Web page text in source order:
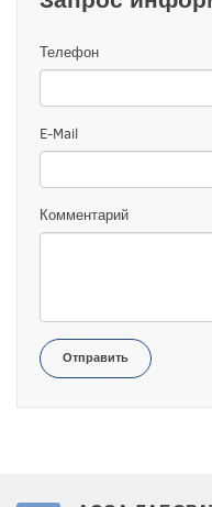
Телефон
E-Mail
Комментарий
Отправить